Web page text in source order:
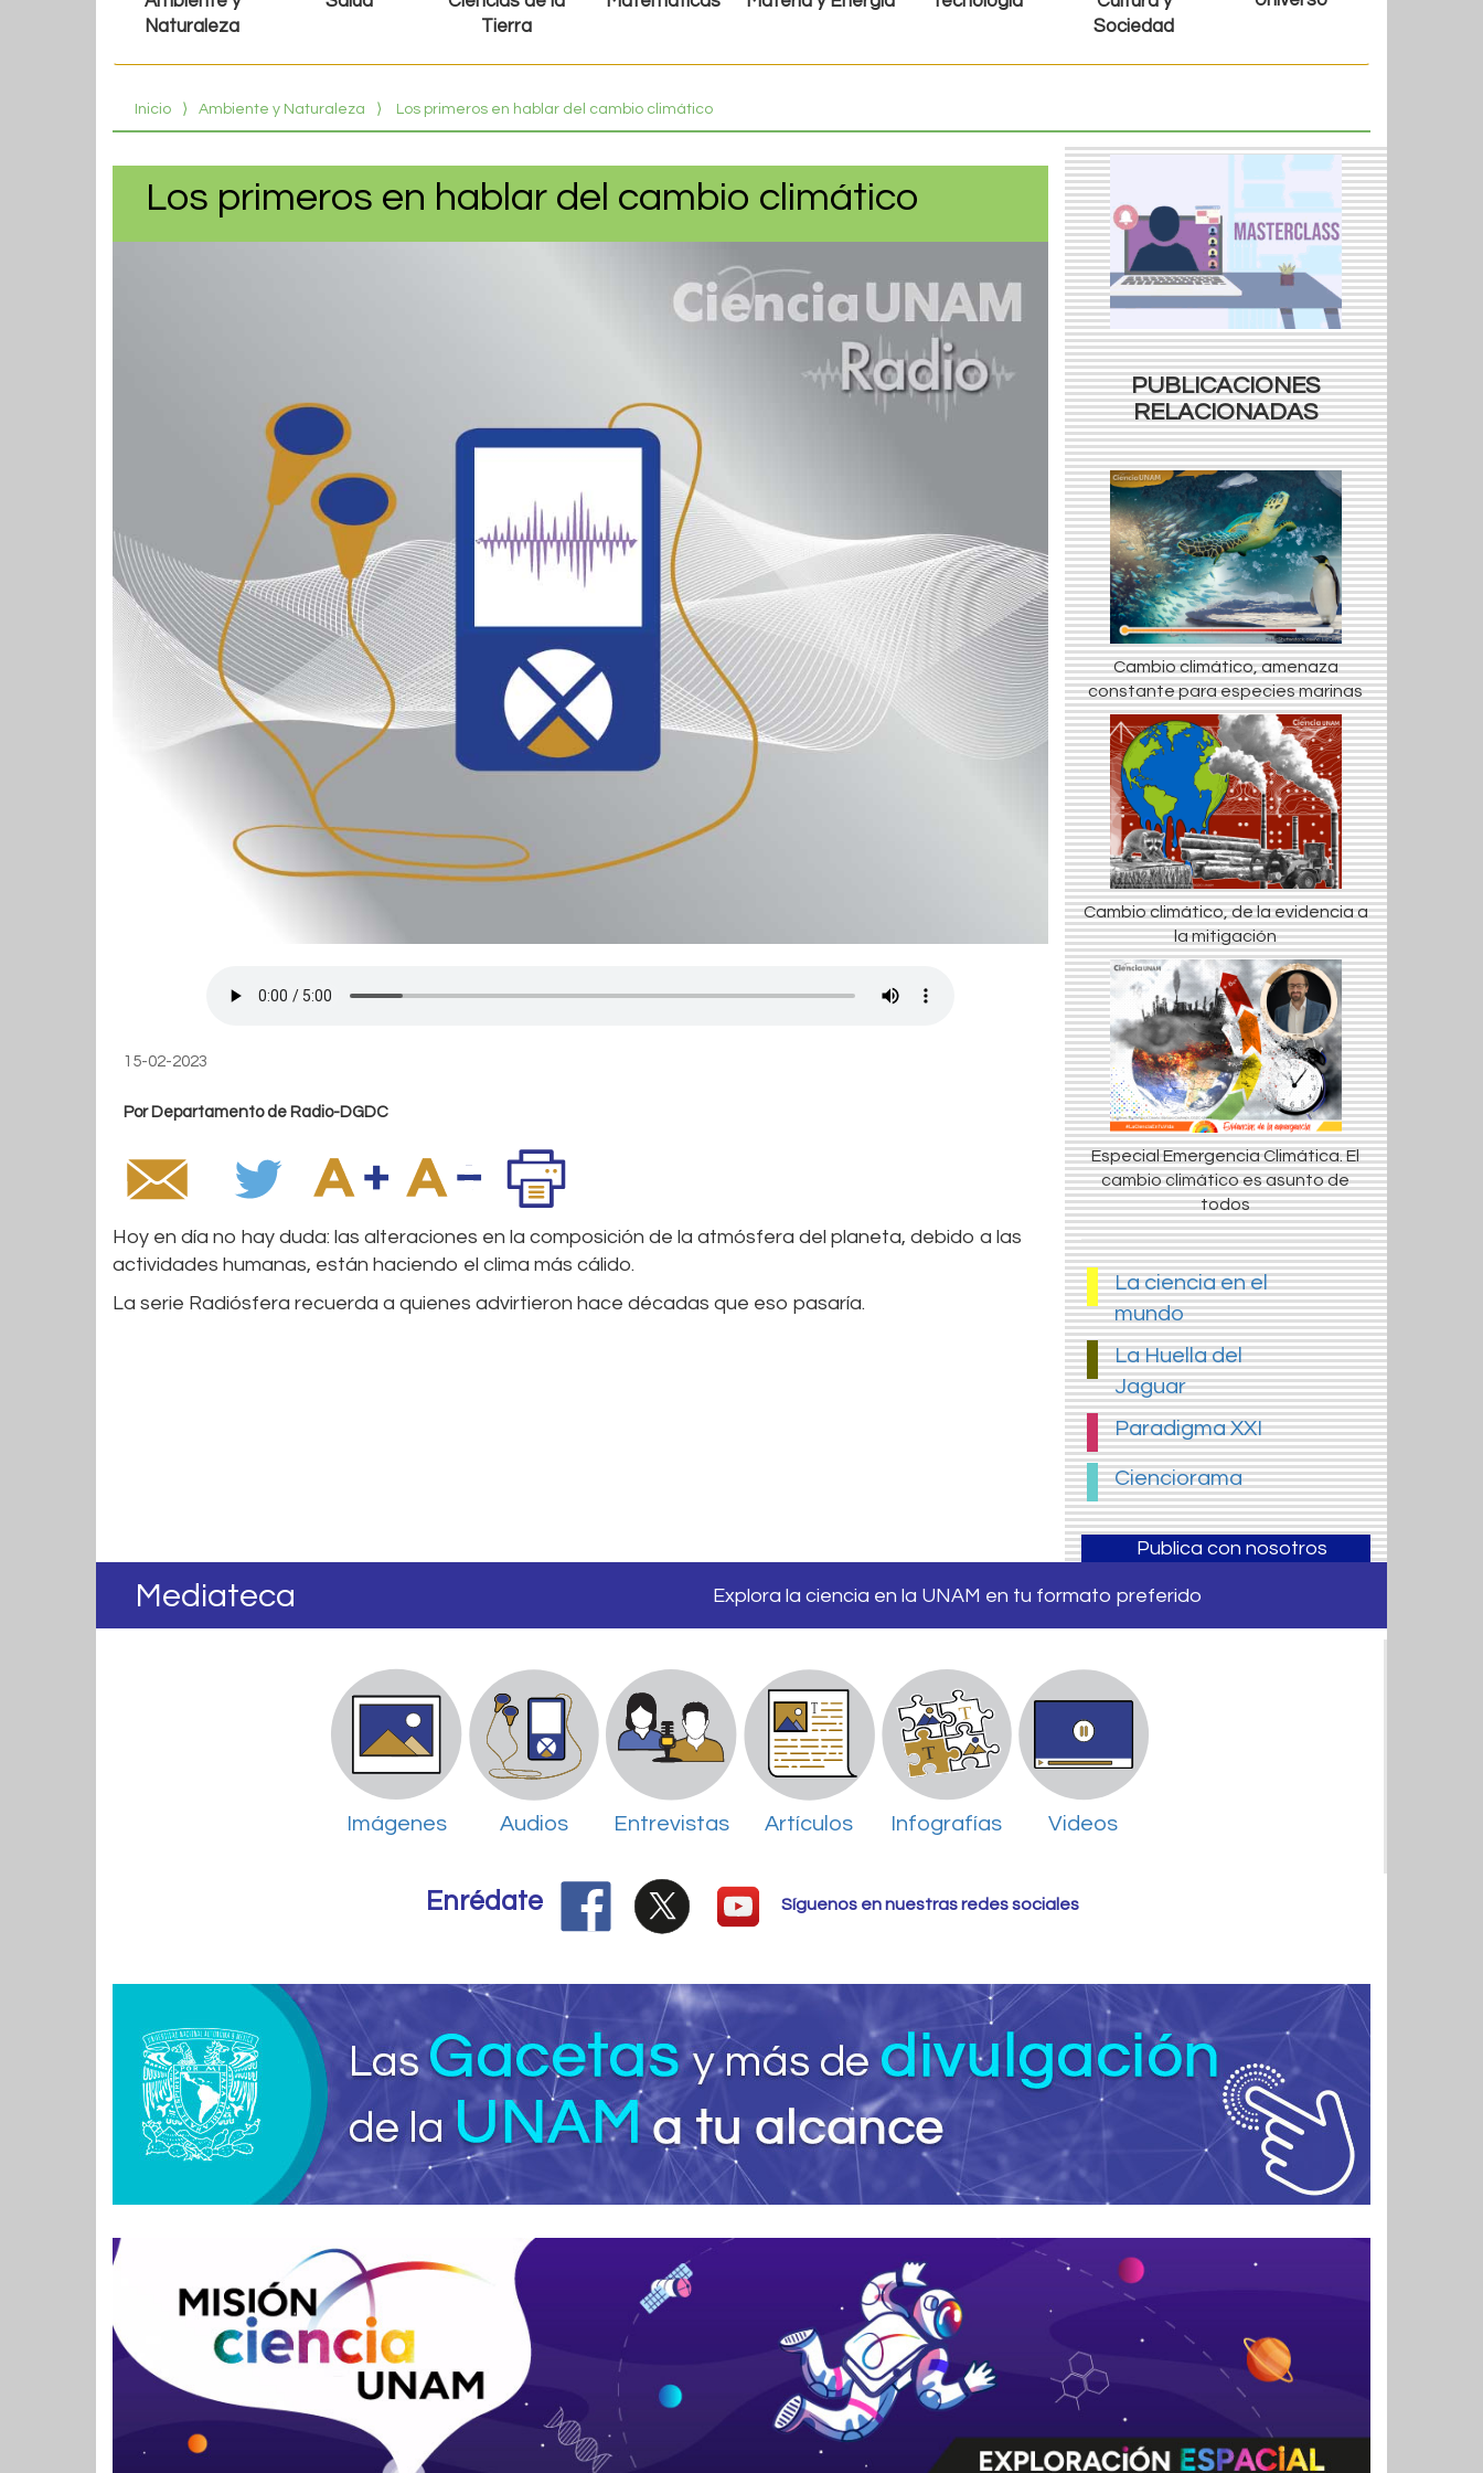
Naturaleza
Tierra
Sociedad
Inicio ⟩ Ambiente y Naturaleza ⟩ Los primeros en hablar del cambio climático
Los primeros en hablar del cambio climático
15-02-2023
Por Departamento de Radio-DGDC
Hoy en día no hay duda: las alteraciones en la composición de la atmósfera del planeta, debido a las
actividades humanas, están haciendo el clima más cálido.
La serie Radiósfera recuerda a quienes advirtieron hace décadas que eso pasaría.
PUBLICACIONES
RELACIONADAS
Cambio climático, amenaza
constante para especies marinas
Cambio climático, de la evidencia a
la mitigación
Especial Emergencia Climática. El
cambio climático es asunto de
todos
La ciencia en el
mundo
La Huella del
Jaguar
Paradigma XXI
Cienciorama
Publica con nosotros
Mediateca Explora la ciencia en la UNAM en tu formato preferido
Imágenes Audios Entrevistas Artículos Infografías Videos
Enrédate Síguenos en nuestras redes sociales